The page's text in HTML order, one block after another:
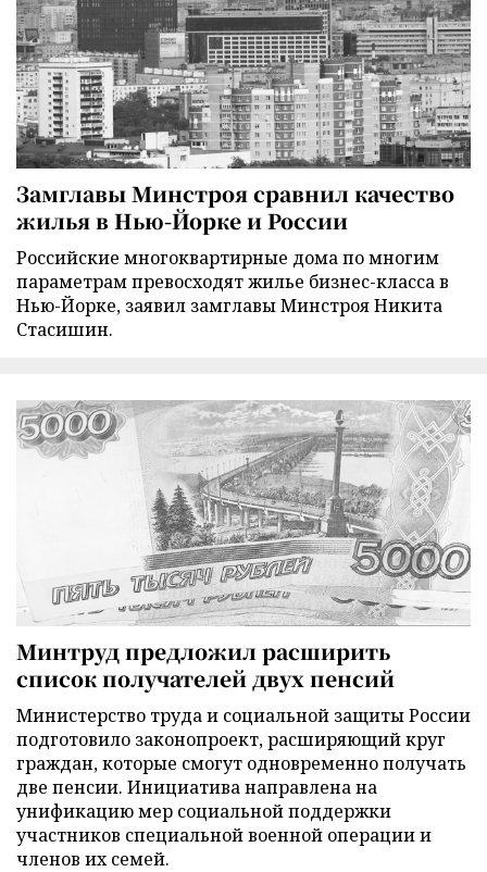
Замглавы Минстроя сравнил качество
жилья в Нью-Йорке и России
Российские многоквартирные дома по многим
параметрам превосходят жилье бизнес-класса в
Нью-Йорке, заявил замглавы Минстроя Никита
Стасишин.
Минтруд предложил расширить
список получателей двух пенсий
Министерство труда и социальной защиты России
подготовило законопроект, расширяющий круг
граждан, которые смогут одновременно получать
две пенсии. Инициатива направлена на
унификацию мер социальной поддержки
участников специальной военной операции и
членов их семей.